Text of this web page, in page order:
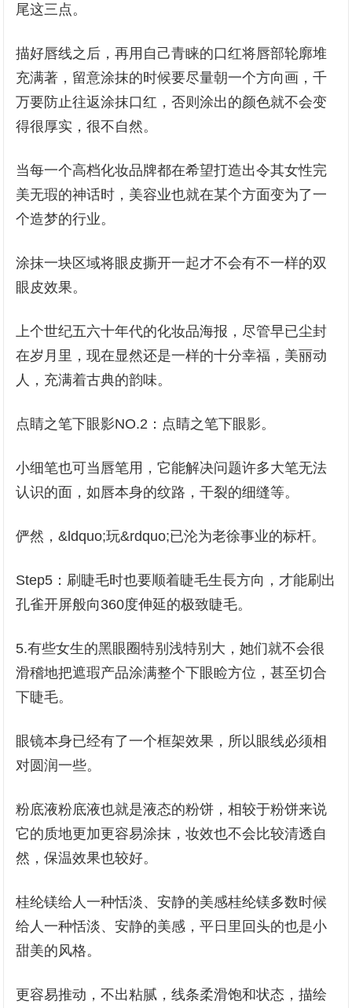
尾这三点。
描好唇线之后，再用自己青睐的口红将唇部轮廓堆
充满著，留意涂抹的时候要尽量朝一个方向画，千
万要防止往返涂抹口红，否则涂出的颜色就不会变
得很厚实，很不自然。
当每一个高档化妆品牌都在希望打造出令其女性完
美无瑕的神话时，美容业也就在某个方面变为了一
个造梦的行业。
涂抹一块区域将眼皮撕开一起才不会有不一样的双
眼皮效果。
上个世纪五六十年代的化妆品海报，尽管早已尘封
在岁月里，现在显然还是一样的十分幸福，美丽动
人，充满着古典的韵味。
点睛之笔下眼影NO.2：点睛之笔下眼影。
小细笔也可当唇笔用，它能解决问题许多大笔无法
认识的面，如唇本身的纹路，干裂的细缝等。
俨然，&ldquo;玩&rdquo;已沦为老徐事业的标杆。
Step5：刷睫毛时也要顺着睫毛生長方向，才能刷出
孔雀开屏般向360度伸延的极致睫毛。
5.有些女生的黑眼圈特别浅特别大，她们就不会很
滑稽地把遮瑕产品涂满整个下眼睑方位，甚至切合
下睫毛。
眼镜本身已经有了一个框架效果，所以眼线必须相
对圆润一些。
粉底液粉底液也就是液态的粉饼，相较于粉饼来说
它的质地更加更容易涂抹，妆效也不会比较清透自
然，保温效果也较好。
桂纶镁给人一种恬淡、安静的美感桂纶镁多数时候
给人一种恬淡、安静的美感，平日里回头的也是小
甜美的风格。
更容易推动，不出粘腻，线条柔滑饱和状态，描绘